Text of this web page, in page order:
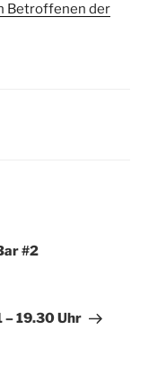
Betroffenen der
#2
– 19.30 Uhr